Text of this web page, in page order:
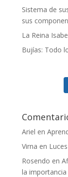
Sistema de
sus
La Reina
Bujías: Todo
Ariel en
Virna en
Rosendo en
la